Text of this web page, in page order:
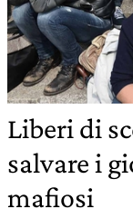
Liberi di
salvare i
mafiosi